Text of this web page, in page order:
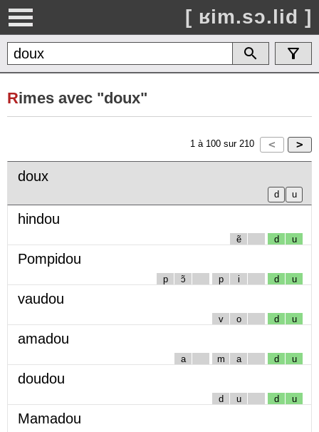
[ ʁim.sɔ.lid ]
Rimes avec "doux"
1 à 100 sur 210
doux
hindou
ẽ d u
Pompidou
p ɔ̃ p i d u
vaudou
v o d u
amadou
a m a d u
doudou
d u d u
Mamadou